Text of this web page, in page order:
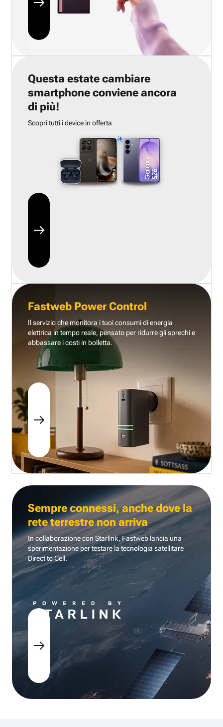
Questa estate cambiare
smartphone conviene ancora
di più!
Scopri tutti i device in offerta
Fastweb Power Control
Il servizio che monitora i tuoi consumi di energia
elettrica in tempo reale, pensato per ridurre gli sprechi e
abbassare i costi in bolletta.
Sempre connessi, anche dove la
rete terrestre non arriva
In collaborazione con Starlink, Fastweb lancia una
sperimentazione per testare la tecnologia satellitare
Direct to Cell.